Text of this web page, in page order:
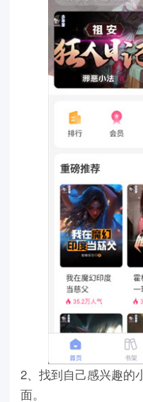
2、找到自己感兴趣的
面。